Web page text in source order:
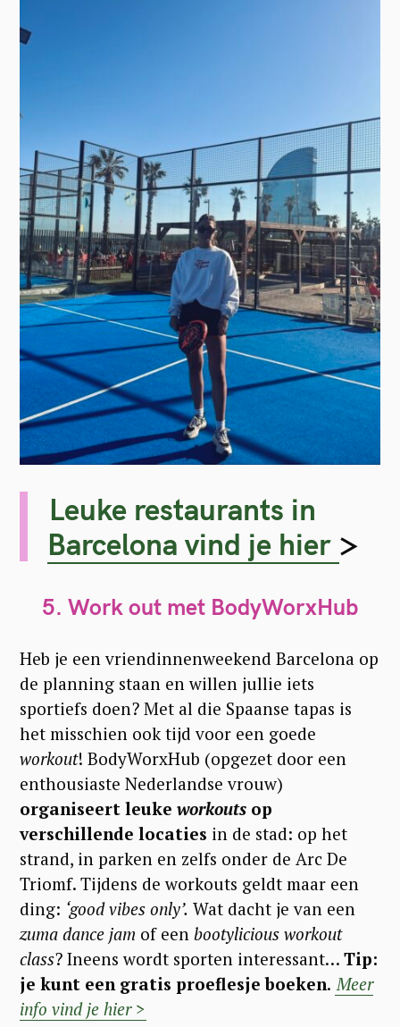
Leuke restaurants in
Barcelona vind je hier >
5. Work out met BodyWorxHub
Heb je een vriendinnenweekend Barcelona op
de planning staan en willen jullie iets
sportiefs doen? Met al die Spaanse tapas is
het misschien ook tijd voor een goede
workout! BodyWorxHub (opgezet door een
enthousiaste Nederlandse vrouw)
organiseert leuke workouts op
verschillende locaties in de stad: op het
strand, in parken en zelfs onder de Arc De
Triomf. Tijdens de workouts geldt maar een
ding: ‘good vibes only’. Wat dacht je van een
zuma dance jam of een bootylicious workout
class? Ineens wordt sporten interessant… Tip:
je kunt een gratis proeflesje boeken. Meer
info vind je hier >
S
e
r
c